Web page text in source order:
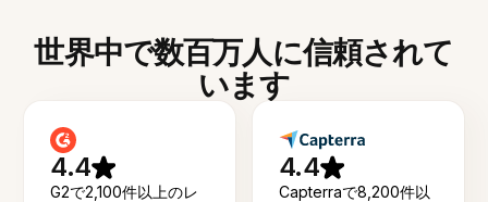
世界中で数百万人に信頼されて
います
4.4
G2で2,100件以上のレ
4.4
Capterraで8,200件以